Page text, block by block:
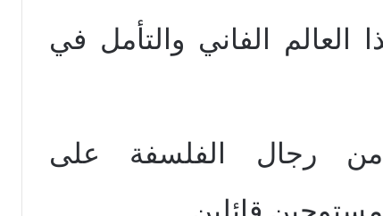
العالم الفاني والتأمل في
رجال الفلسفة على